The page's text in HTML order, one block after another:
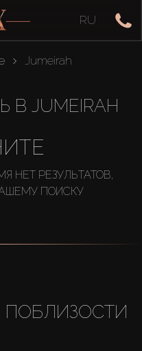
RU
Jumeirah
JUMEIRAH
НЕТ РЕЗУЛЬТАТОВ,
ПОИСКУ